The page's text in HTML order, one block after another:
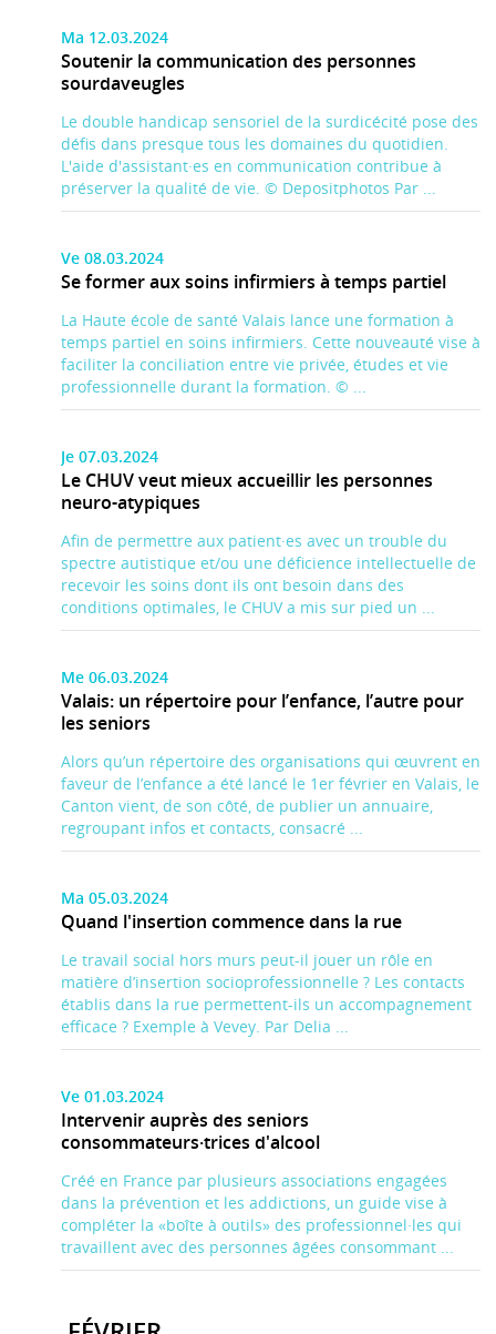
Ma 12.03.2024
Soutenir la communication des personnes
sourdaveugles
Le double handicap sensoriel de la surdicécité pose des
défis dans presque tous les domaines du quotidien.
L'aide d'assistant·es en communication contribue à
préserver la qualité de vie. © Depositphotos Par ...
Ve 08.03.2024
Se former aux soins infirmiers à temps partiel
La Haute école de santé Valais lance une formation à
temps partiel en soins infirmiers. Cette nouveauté vise à
faciliter la conciliation entre vie privée, études et vie
professionnelle durant la formation. © ...
Je 07.03.2024
Le CHUV veut mieux accueillir les personnes
neuro-atypiques
Afin de permettre aux patient·es avec un trouble du
spectre autistique et/ou une déficience intellectuelle de
recevoir les soins dont ils ont besoin dans des
conditions optimales, le CHUV a mis sur pied un ...
Me 06.03.2024
Valais: un répertoire pour l’enfance, l’autre pour
les seniors
Alors qu’un répertoire des organisations qui œuvrent en
faveur de l’enfance a été lancé le 1er février en Valais, le
Canton vient, de son côté, de publier un annuaire,
regroupant infos et contacts, consacré ...
Ma 05.03.2024
Quand l'insertion commence dans la rue
Le travail social hors murs peut-il jouer un rôle en
matière d’insertion socioprofessionnelle ? Les contacts
établis dans la rue permettent-ils un accompagnement
efficace ? Exemple à Vevey. Par Delia ...
Ve 01.03.2024
Intervenir auprès des seniors
consommateurs·trices d'alcool
Créé en France par plusieurs associations engagées
dans la prévention et les addictions, un guide vise à
compléter la «boîte à outils» des professionnel·les qui
travaillent avec des personnes âgées consommant ...